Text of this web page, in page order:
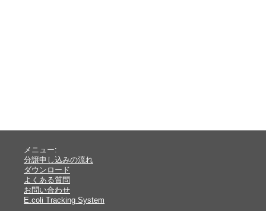
メニュー:
分譲申し込みの流れ
ダウンロード
よくある質問
お問い合わせ
E.coli Tracking System